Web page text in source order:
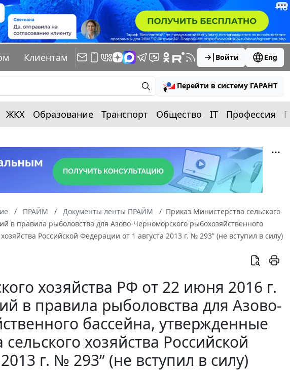
Клиентам Войти Eng
Перейти в систему ГАРАНТ
ЖКХ Образование Транспорт Общество IT Профессия
ПРАЙМ Документы ленты ПРАЙМ
Приказ Министерства сельского
в правила рыболовства для Азово-Черноморского рыбохозяйственного
Российской Федерации от 1 августа 2013 г. № 293” (не вступил в силу)
хозяйства РФ от 22 июня 2016 г.
в правила рыболовства для Азово-
бассейна, утвержденные
хозяйства Российской
г. № 293” (не вступил в силу)